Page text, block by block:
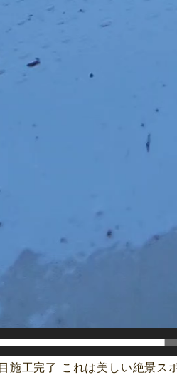
施工完了 これは美しい絶景ス